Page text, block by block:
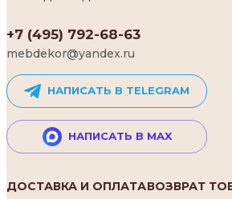
+7 (495) 792-68-63
mebdekor@yandex.ru
НАПИСАТЬ В TELEGRAM
НАПИСАТЬ В MAX
ДОСТАВКА И ОПЛАТАВОЗВРАТ